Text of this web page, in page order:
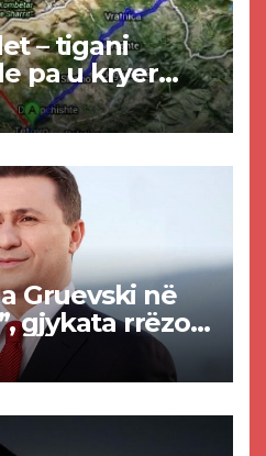
– tigani
pa u kryer
komuna e
për
Gruevski në
gjykata rrëzon
e
së